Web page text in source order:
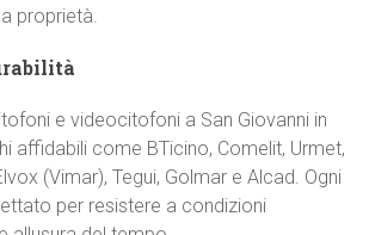
proprietà.
e videocitofoni a San Giovanni in
affidabili come BTicino, Comelit, Urmet,
(Vimar), Tegui, Golmar e Alcad. Ogni
per resistere a condizioni